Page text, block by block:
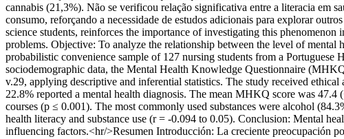
cannabis (21,3%). Não se verificou relação significativa entre a literacia em
consumo, reforçando a necessidade de estudos adicionais para explorar
science students, reinforces the importance of investigating this
problems. Objective: To analyze the relationship between the level of
probabilistic convenience sample of 127 nursing students from a
sociodemographic data, the Mental Health Knowledge Questionnaire
v.29, applying descriptive and inferential statistics. The study received
22.8% reported a mental health diagnosis. The mean MHKQ score was
courses (p ≤ 0.001). The most commonly used substances were alcohol
health literacy and substance use (r = -0.094 to 0.05). Conclusion: Mental
influencing factors.<hr/>Resumen Introducción: La creciente preocupación